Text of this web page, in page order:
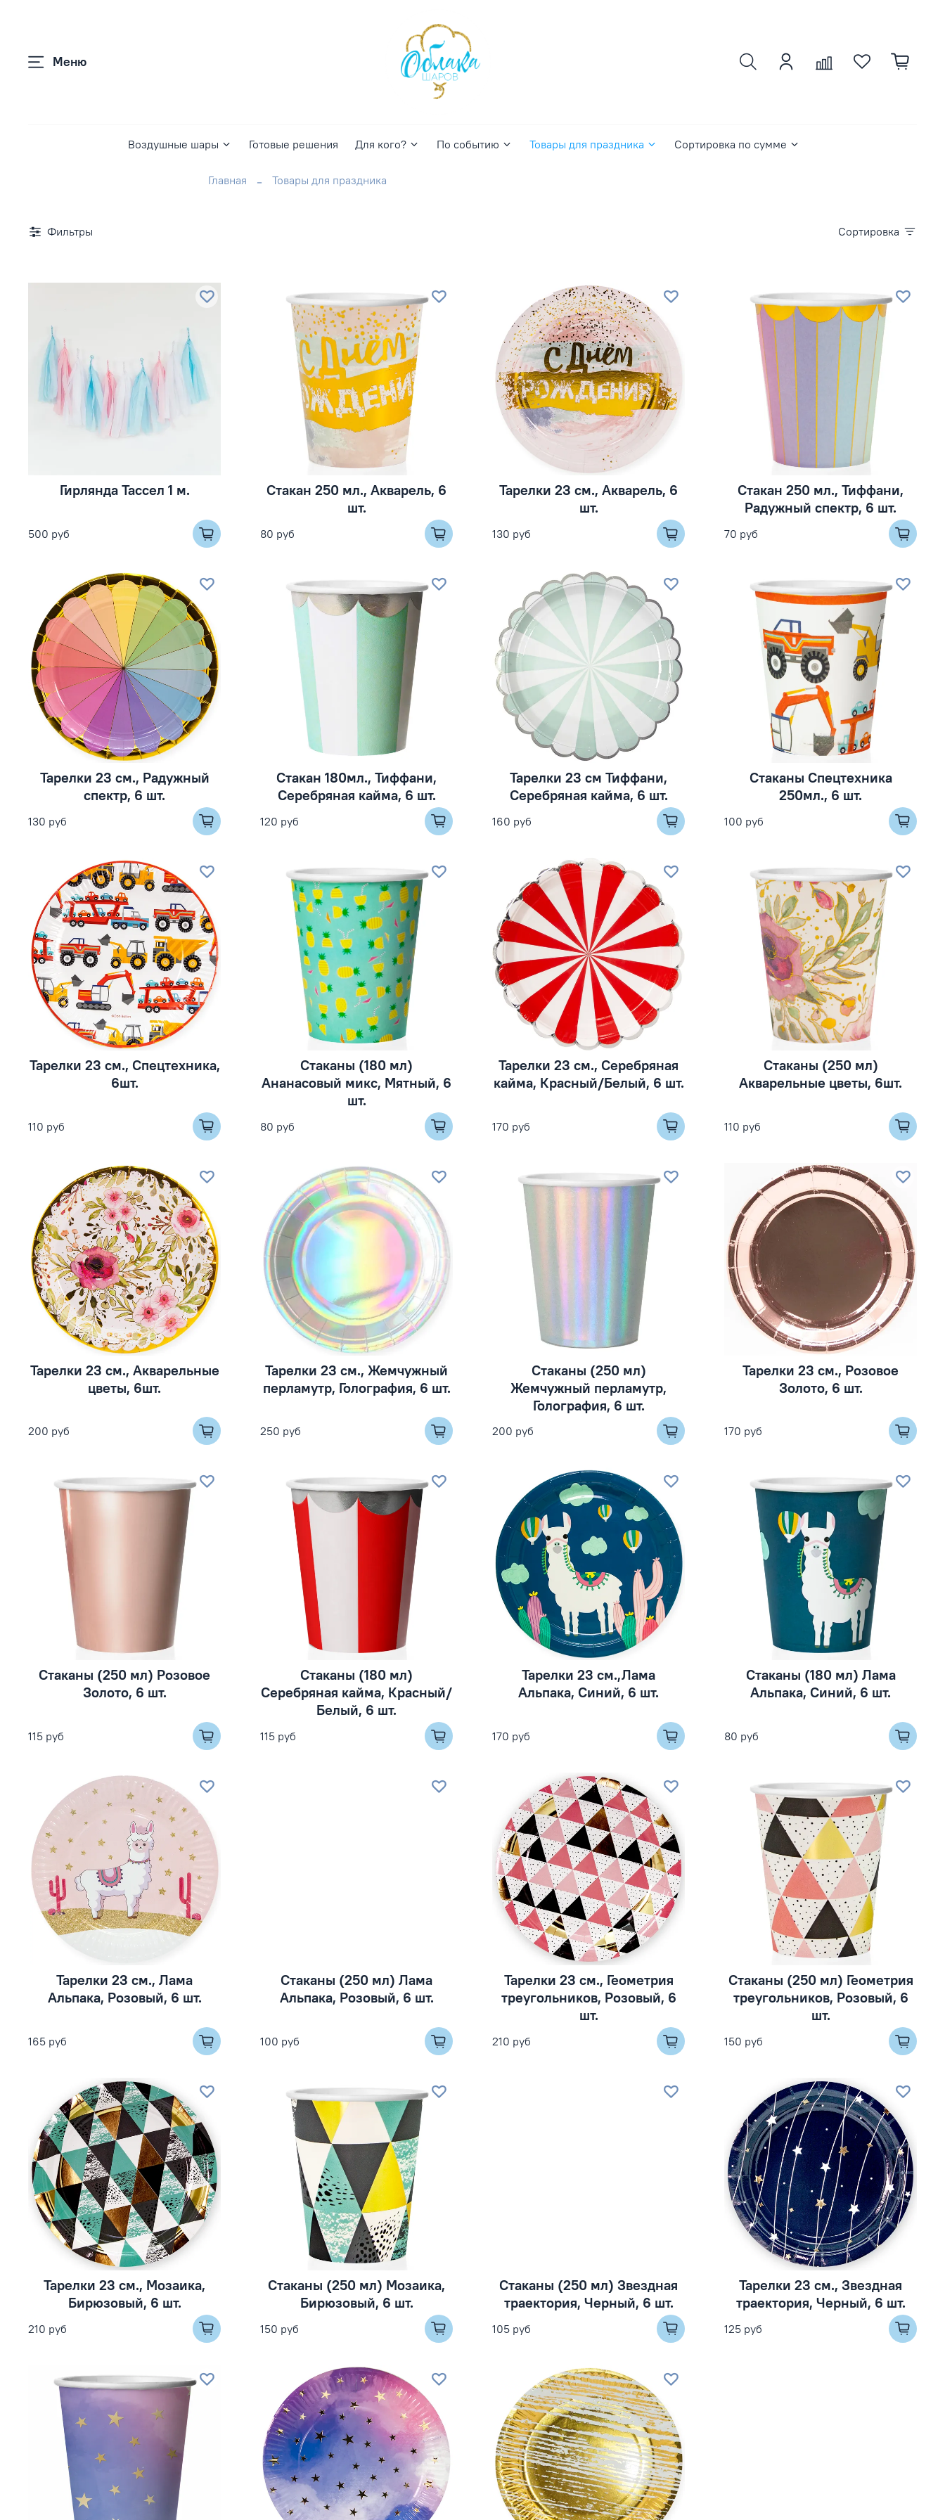
Меню
Воздушные шары Готовые решения Для кого? По событию Товары для праздника Сортировка по сумме
Главная Товары для праздника
Фильтры Сортировка
Гирлянда Тассел 1 м.
500 руб
Стакан 250 мл., Акварель, 6
шт.
80 руб
Тарелки 23 см., Акварель, 6
шт.
130 руб
Стакан 250 мл., Тиффани,
Радужный спектр, 6 шт.
70 руб
Тарелки 23 см., Радужный
спектр, 6 шт.
130 руб
Стакан 180мл., Тиффани,
Серебряная кайма, 6 шт.
120 руб
Тарелки 23 см Тиффани,
Серебряная кайма, 6 шт.
160 руб
Стаканы Спецтехника
250мл., 6 шт.
100 руб
Тарелки 23 см., Спецтехника,
6шт.
110 руб
Стаканы (180 мл)
Ананасовый микс, Мятный, 6
шт.
80 руб
Тарелки 23 см., Серебряная
кайма, Красный/Белый, 6 шт.
170 руб
Стаканы (250 мл)
Акварельные цветы, 6шт.
110 руб
Тарелки 23 см., Акварельные
цветы, 6шт.
200 руб
Тарелки 23 см., Жемчужный
перламутр, Голография, 6 шт.
250 руб
Стаканы (250 мл)
Жемчужный перламутр,
Голография, 6 шт.
200 руб
Тарелки 23 см., Розовое
Золото, 6 шт.
170 руб
Стаканы (250 мл) Розовое
Золото, 6 шт.
115 руб
Стаканы (180 мл)
Серебряная кайма, Красный/
Белый, 6 шт.
115 руб
Тарелки 23 см.,Лама
Альпака, Синий, 6 шт.
170 руб
Стаканы (180 мл) Лама
Альпака, Синий, 6 шт.
80 руб
Тарелки 23 см., Лама
Альпака, Розовый, 6 шт.
165 руб
Стаканы (250 мл) Лама
Альпака, Розовый, 6 шт.
100 руб
Тарелки 23 см., Геометрия
треугольников, Розовый, 6
шт.
210 руб
Стаканы (250 мл) Геометрия
треугольников, Розовый, 6
шт.
150 руб
Тарелки 23 см., Мозаика,
Бирюзовый, 6 шт.
210 руб
Стаканы (250 мл) Мозаика,
Бирюзовый, 6 шт.
150 руб
Стаканы (250 мл) Звездная
траектория, Черный, 6 шт.
105 руб
Тарелки 23 см., Звездная
траектория, Черный, 6 шт.
125 руб